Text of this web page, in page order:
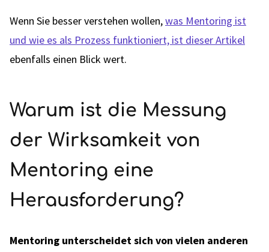
Wenn Sie besser verstehen wollen,was Mentoring ist
und wie es als Prozess funktioniert, ist dieser Artikel
ebenfalls einen Blick wert.
Warum ist die Messung
der Wirksamkeit von
Mentoring eine
Herausforderung?
Mentoring unterscheidet sich von vielen anderen